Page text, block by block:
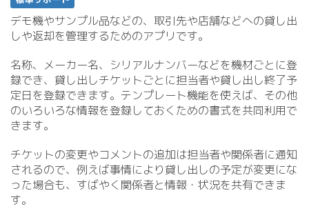
デモ機やサンプル品などの、取引先や店舗などへの貸し出
しや返却を管理するためのアプリです。
名称、メーカー名、シリアルナンバーなどを機材ごとに登
録でき、貸し出しチケットごとに担当者や貸し出し終了予
定日を登録できます。テンプレート機能を使えば、その他
のいろいろな情報を登録しておくための書式を共同利用で
きます。
チケットの変更やコメントの追加は担当者や関係者に通知
されるので、例えば事情により貸し出しの予定が変更にな
った場合も、すばやく関係者と情報・状況を共有できま
す。